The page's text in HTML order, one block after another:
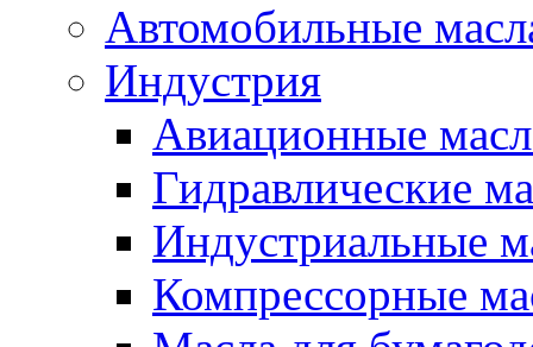
Автомобильные
Индустрия
Авиационные
Гидравлические
Индустриальные
Компрессорные